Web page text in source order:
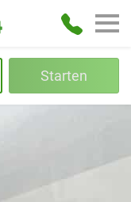
Starten